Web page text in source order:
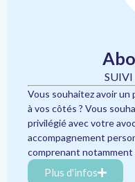
Vous souhaitez avoir
à vos côtés ? Vous
privilégié avec votre
accompagnement
comprenant
Plus d'infos